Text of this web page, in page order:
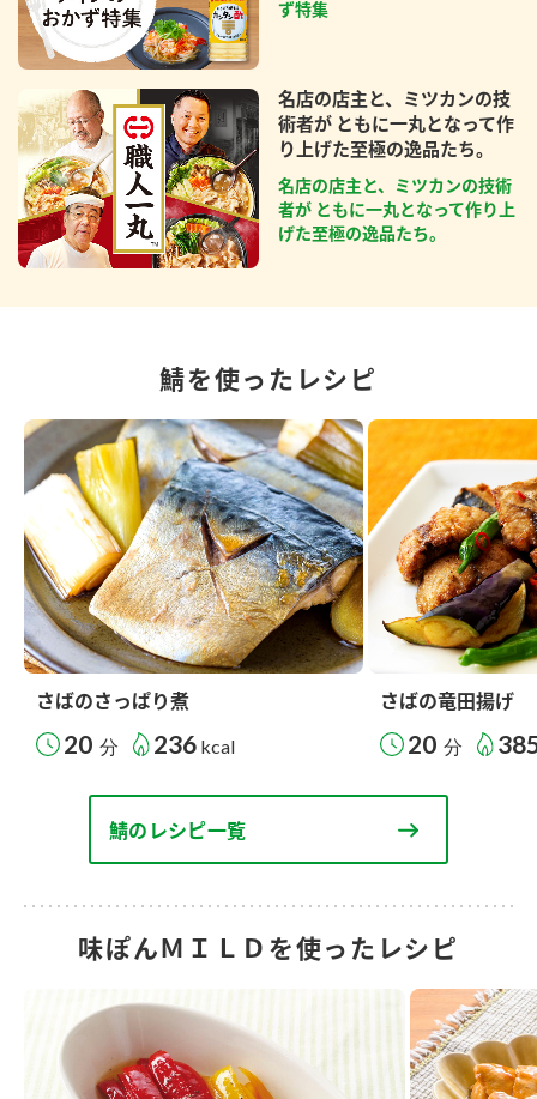
ず特集
名店の店主と、ミツカンの技
術者が ともに一丸となって作
り上げた至極の逸品たち。
名店の店主と、ミツカンの技術
者が ともに一丸となって作り上
げた至極の逸品たち。
鯖を使ったレシピ
さばのさっぱり煮
20 分 236 kcal
さばの竜田揚げ
20 分
鯖のレシピ一覧
味ぽんＭＩＬＤを使ったレシピ